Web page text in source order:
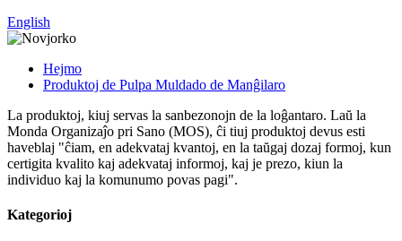
English
Hejmo
Produktoj de Pulpa Muldado de Manĝilaro
La produktoj, kiuj servas la sanbezonojn de la loĝantaro. Laŭ la
Monda Organizaĵo pri Sano (MOS), ĉi tiuj produktoj devus esti
haveblaj "ĉiam, en adekvataj kvantoj, en la taŭgaj dozaj formoj, kun
certigita kvalito kaj adekvataj informoj, kaj je prezo, kiun la
individuo kaj la komunumo povas pagi".
Kategorioj